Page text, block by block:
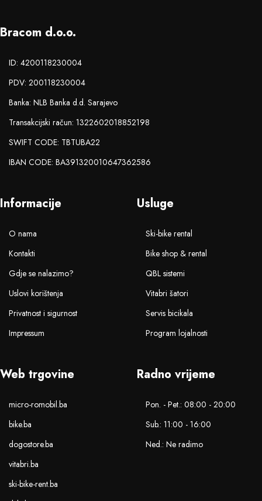
Bracom d.o.o.
ID: 4200118230004
PDV: 200118230004
Banka: NLB Banka d.d. Sarajevo
Transakcijski račun: 1322602018852198
SWIFT CODE: TBTUBA22
IBAN CODE: BA391320010647362586
Informacije
O nama
Kontakti
Gdje se nalazimo?
Uslovi korištenja
Privatnost i sigurnost
Impressum
Usluge
Ski-bike rental
Bike shop & rental
QBL sistemi
Vitabri šatori
Servis bicikala
Program lojalnosti
Web trgovine
micro-romobil.ba
bike.ba
dogostore.ba
vitabri.ba
ski-bike-rent.ba
Radno vrijeme
Pon. - Pet.: 08:00 - 20:00
Sub.: 11:00 - 16:00
Ned.: Ne radimo